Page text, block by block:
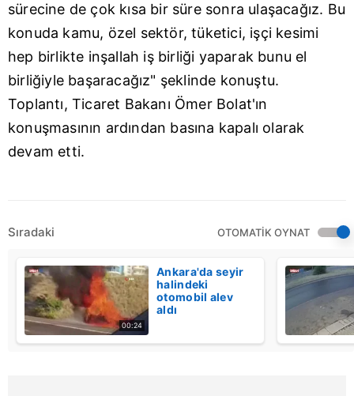
sürecine de çok kısa bir süre sonra ulaşacağız. Bu
konuda kamu, özel sektör, tüketici, işçi kesimi
hep birlikte inşallah iş birliği yaparak bunu el
birliğiyle başaracağız" şeklinde konuştu.
Toplantı, Ticaret Bakanı Ömer Bolat'ın
konuşmasının ardından basına kapalı olarak
devam etti.
Sıradaki OTOMATİK OYNAT
00:24
Ankara'da seyir
halindeki
otomobil alev
aldı